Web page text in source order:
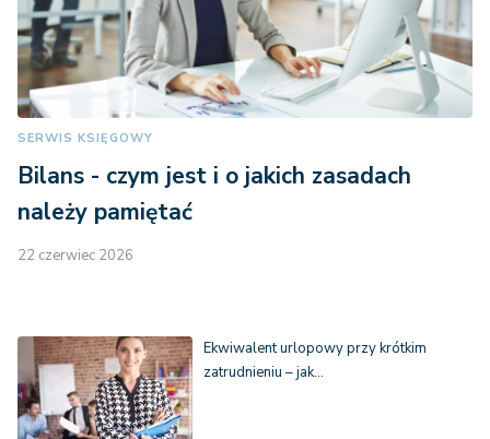
SERWIS KSIĘGOWY
Bilans - czym jest i o jakich zasadach
należy pamiętać
22 czerwiec 2026
Ekwiwalent urlopowy przy krótkim
zatrudnieniu – jak…